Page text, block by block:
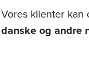
Vores klienter
danske og andre